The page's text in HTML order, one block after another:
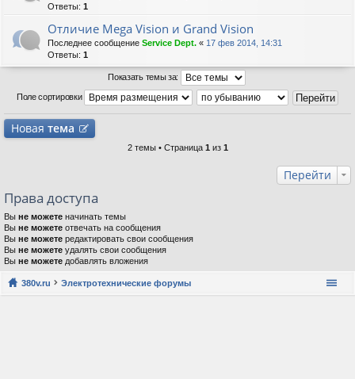
Ответы: 1
Отличие Mega Vision и Grand Vision
Последнее сообщение Service Dept. « 17 фев 2014, 14:31
Ответы: 1
Показать темы за:
Поле сортировки
Новая тема
2 темы • Страница 1 из 1
Перейти
Права доступа
Вы не можете начинать темы
Вы не можете отвечать на сообщения
Вы не можете редактировать свои сообщения
Вы не можете удалять свои сообщения
Вы не можете добавлять вложения
380v.ru Электротехнические форумы